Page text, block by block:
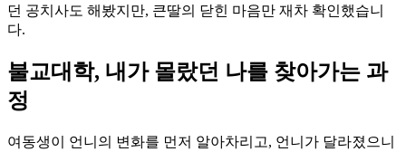
던 공치사도 해봤지만, 큰딸의 닫힌 마음만 재차 확인했습니
다.
불교대학, 내가 몰랐던 나를 찾아가는 과
정
여동생이 언니의 변화를 먼저 알아차리고, 언니가 달라졌으니